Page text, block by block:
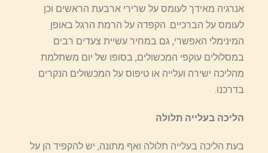
אנרגיה מאידך לעומס על שרירי ארבעת הראשים וכן
לעומס על הברכיים. הקפדה על הרמת הרגל באופן
המינימלי האפשרי, גם במחיר עשיית צעדים רבים
במסלולים עוקפי המכשולים, בסופו של יום משתלמת
מהליכה ישירה ועלייה או טיפוס על המכשולים הנקרים
בדרכנו.
הליכה בעלייה תלולה
בעת הליכה בעלייה תלולה ואף מתונה, יש להקפיד הן על